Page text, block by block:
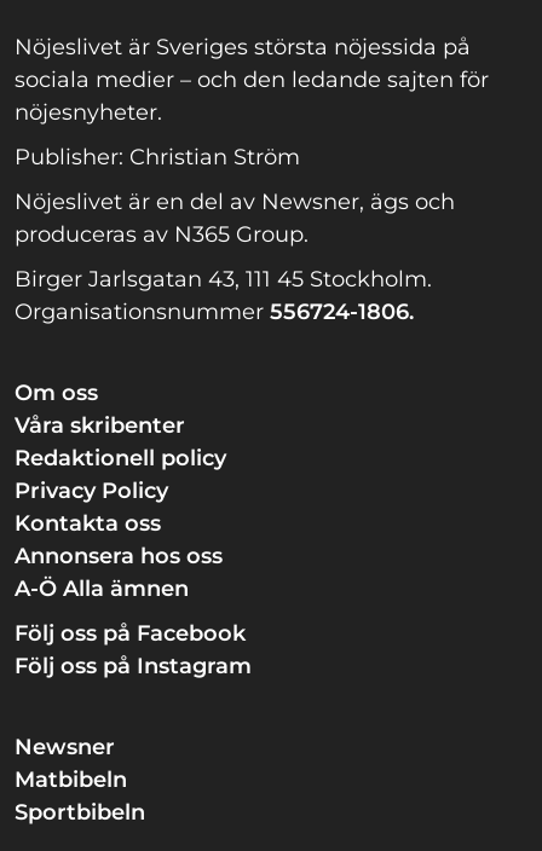
Nöjeslivet är Sveriges största nöjessida på
sociala medier – och den ledande sajten för
nöjesnyheter.
Publisher: Christian Ström
Nöjeslivet är en del av Newsner, ägs och
produceras av N365 Group.
Birger Jarlsgatan 43, 111 45 Stockholm.
Organisationsnummer 556724-1806.
Om oss
Våra skribenter
Redaktionell policy
Privacy Policy
Kontakta oss
Annonsera hos oss
A-Ö Alla ämnen
Följ oss på Facebook
Följ oss på Instagram
Newsner
Matbibeln
Sportbibeln